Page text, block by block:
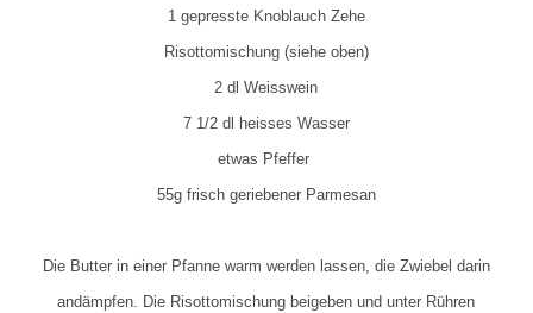
1 gepresste Knoblauch Zehe
Risottomischung (siehe oben)
2 dl Weisswein
7 1/2 dl heisses Wasser
etwas Pfeffer
55g frisch geriebener Parmesan
Die Butter in einer Pfanne warm werden lassen, die Zwiebel darin
andämpfen. Die Risottomischung beigeben und unter Rühren